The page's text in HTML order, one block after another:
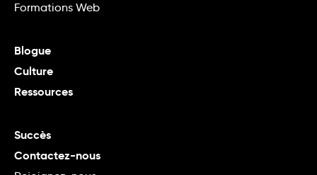
Formations Web
Blogue
Culture
Ressources
Succès
Contactez-nous